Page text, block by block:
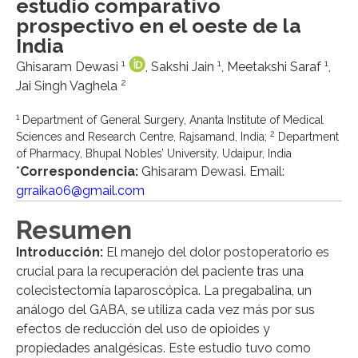
estudio comparativo
prospectivo en el oeste de la
India
Ghisaram Dewasi 1 , Sakshi Jain 1, Meetakshi Saraf 1,
Jai Singh Vaghela 2
1Department of General Surgery, Ananta Institute of Medical
Sciences and Research Centre, Rajsamand, India; 2 Department
of Pharmacy, Bhupal Nobles’ University, Udaipur, India
*Correspondencia: Ghisaram Dewasi. Email:
grraika06@gmail.com
Resumen
Introducción: El manejo del dolor postoperatorio es
crucial para la recuperación del paciente tras una
colecistectomía laparoscópica. La pregabalina, un
análogo del GABA, se utiliza cada vez más por sus
efectos de reducción del uso de opioides y
propiedades analgésicas. Este estudio tuvo como